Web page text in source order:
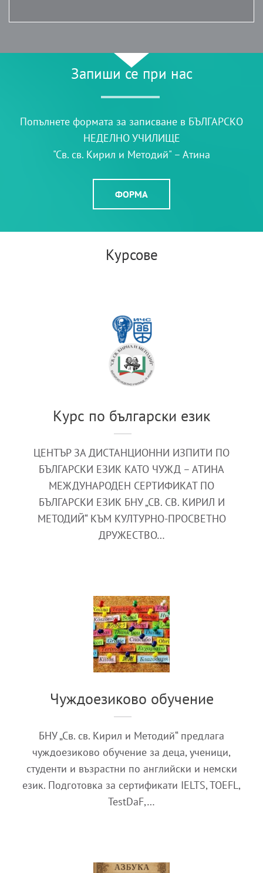
Запиши се при нас
Попълнете формата за записване в БЪЛГАРСКО
НЕДЕЛНО УЧИЛИЩЕ
"Св. св. Кирил и Методий" – Атина
ФОРМА
Курсове
Курс по български език
ЦЕНТЪР ЗА ДИСТАНЦИОННИ ИЗПИТИ ПО
БЪЛГАРСКИ ЕЗИК КАТО ЧУЖД – АТИНА
МЕЖДУНАРОДЕН СЕРТИФИКАТ ПО
БЪЛГАРСКИ ЕЗИК БНУ „СВ. СВ. КИРИЛ И
МЕТОДИЙ“ КЪМ КУЛТУРНО-ПРОСВЕТНО
ДРУЖЕСТВО…
Чуждоезиково обучение
БНУ „Св. св. Кирил и Методий“ предлага
чуждоезиково обучение за деца, ученици,
студенти и възрастни по английски и немски
език. Подготовка за сертификати IELTS, TOEFL,
TestDaF,…